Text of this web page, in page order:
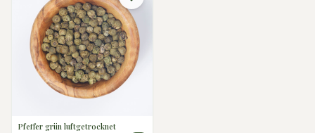
Pfeffer grün luftgetrocknet